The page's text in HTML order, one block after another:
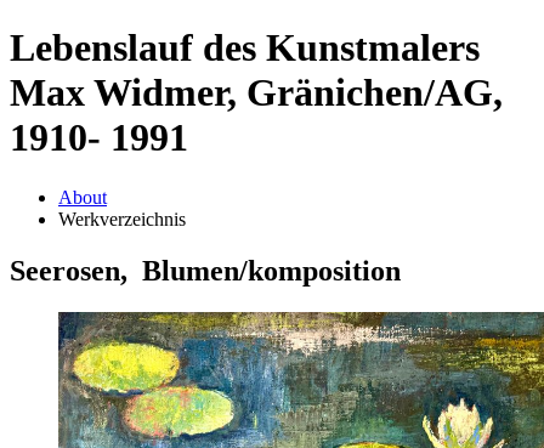
Lebenslauf des Kunstmalers
Max Widmer, Gränichen/AG,
1910- 1991
About
Werkverzeichnis
Seerosen, Blumen/komposition